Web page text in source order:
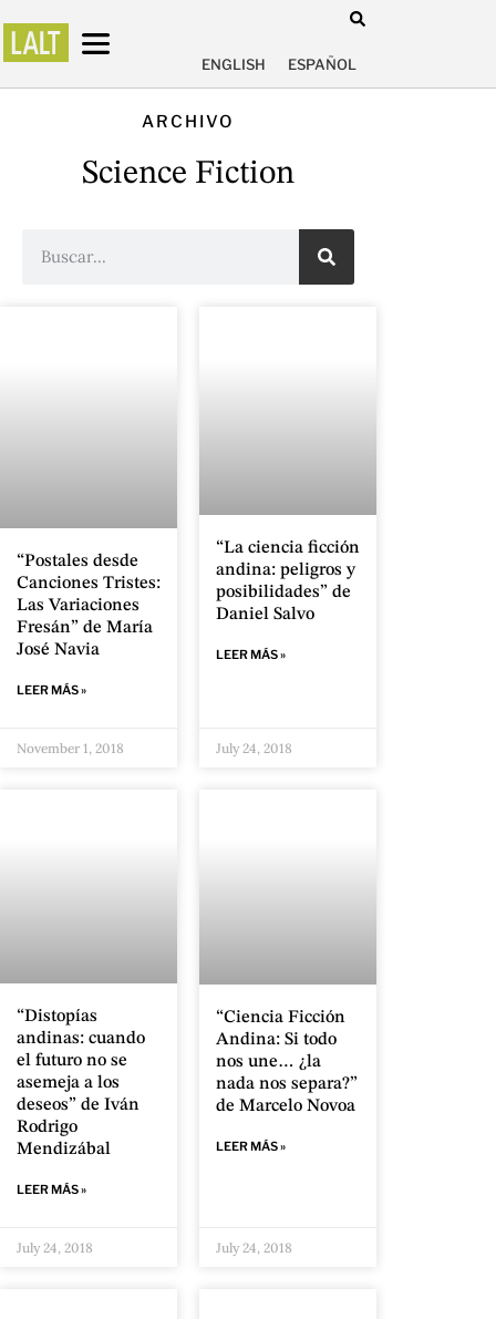
ENGLISH ESPAÑOL
ARCHIVO
Science Fiction
“Postales desde
Canciones Tristes:
Las Variaciones
Fresán” de María
José Navia
LEER MÁS »
November 1, 2018
“La ciencia ficción
andina: peligros y
posibilidades” de
Daniel Salvo
LEER MÁS »
July 24, 2018
“Distopías
andinas: cuando
el futuro no se
asemeja a los
deseos” de Iván
Rodrigo
Mendizábal
LEER MÁS »
July 24, 2018
“Ciencia Ficción
Andina: Si todo
nos une… ¿la
nada nos separa?”
de Marcelo Novoa
LEER MÁS »
July 24, 2018